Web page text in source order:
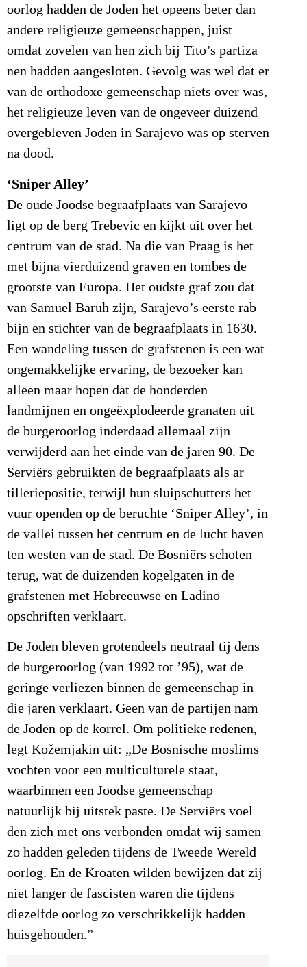
oorlog hadden de Joden het opeens beter dan
andere religieuze gemeenschappen, juist
omdat zovelen van hen zich bij Tito’s partiza
nen hadden aangesloten. Gevolg was wel dat er
van de orthodoxe gemeenschap niets over was,
het religieuze leven van de ongeveer duizend
overgebleven Joden in Sarajevo was op sterven
na dood.
‘Sniper Alley’
De oude Joodse begraafplaats van Sarajevo
ligt op de berg Trebevic en kijkt uit over het
centrum van de stad. Na die van Praag is het
met bijna vierduizend graven en tombes de
grootste van Europa. Het oudste graf zou dat
van Samuel Baruh zijn, Sarajevo’s eerste rab
bijn en stichter van de begraafplaats in 1630.
Een wandeling tussen de grafstenen is een wat
ongemakkelijke ervaring, de bezoeker kan
alleen maar hopen dat de honderden
landmijnen en ongeëxplodeerde granaten uit
de burgeroorlog inderdaad allemaal zijn
verwijderd aan het einde van de jaren 90. De
Serviërs gebruikten de begraafplaats als ar
tilleriepositie, terwijl hun sluipschutters het
vuur openden op de beruchte ‘Sniper Alley’, in
de vallei tussen het centrum en de lucht haven
ten westen van de stad. De Bosniërs schoten
terug, wat de duizenden kogelgaten in de
grafstenen met Hebreeuwse en Ladino
opschriften verklaart.
De Joden bleven grotendeels neutraal tij dens
de burgeroorlog (van 1992 tot ’95), wat de
geringe verliezen binnen de gemeenschap in
die jaren verklaart. Geen van de partijen nam
de Joden op de korrel. Om politieke redenen,
legt Kožemjakin uit: „De Bosnische moslims
vochten voor een multiculturele staat,
waarbinnen een Joodse gemeenschap
natuurlijk bij uitstek paste. De Serviërs voel
den zich met ons verbonden omdat wij samen
zo hadden geleden tijdens de Tweede Wereld
oorlog. En de Kroaten wilden bewijzen dat zij
niet langer de fascisten waren die tijdens
diezelfde oorlog zo verschrikkelijk hadden
huisgehouden.”